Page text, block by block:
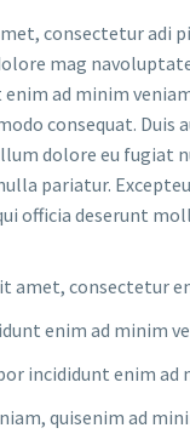
consectetur adi
mag
ad minim
consequat.
dolore eu fugiat
pariatur.
officia deserunt
amet, consectetur
enim ad minim
incididunt enim
quisenim ad